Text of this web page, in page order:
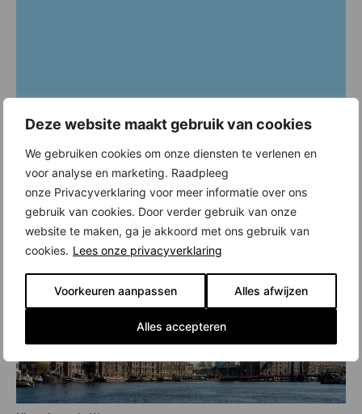
Deze website maakt gebruik van cookies
We gebruiken cookies om onze diensten te verlenen en
voor analyse en marketing. Raadpleeg
onze Privacyverklaring voor meer informatie over ons
gebruik van cookies. Door verder gebruik van onze
website te maken, ga je akkoord met ons gebruik van
cookies. Lees onze privacyverklaring
Voorkeuren aanpassen Alles afwijzen
Alles accepteren